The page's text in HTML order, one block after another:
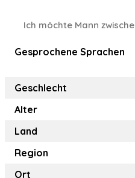
Ich möchte Mann
Gesprochene Sprachen
Geschlecht
Alter
Land
Region
Ort